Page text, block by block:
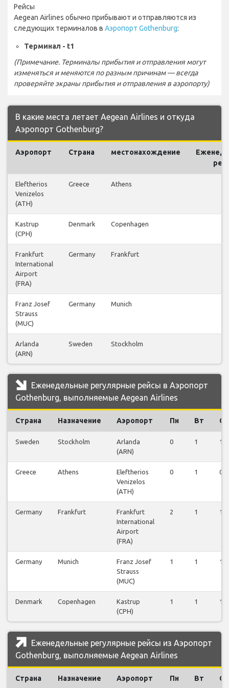
Рейсы
Aegean Airlines обычно прибывают и отправляются из
следующих терминалов в Аэропорт Gothenburg:
Терминал - t1
(Примечание. Терминалы прибытия и отправления могут
изменяться и меняются по разным причинам — всегда
проверяйте экраны прибытия и отправления в аэропорту)
В какие места летает Aegean Airlines и откуда
Аэропорт Gothenburg?
Аэропорт Страна местонахождение
Eleftherios
Venizelos
(ATH)
Greece Athens
Kastrup
(CPH)
Denmark Copenhagen
Frankfurt
International
Airport
(FRA)
Germany Frankfurt
Franz Josef
Strauss
(MUC)
Germany Munich
Arlanda
(ARN)
Sweden Stockholm
Еженедельные регулярные рейсы в Аэропорт
Gothenburg, выполняемые Aegean Airlines
Страна Назначение Аэропорт Пн Вт Ср
Sweden Stockholm
Arlanda
(ARN)
0 1 1
Greece Athens
Eleftherios
Venizelos
(ATH)
0 1 0
Germany Frankfurt
Frankfurt
International
Airport
(FRA)
2 1 1
Germany Munich
Franz Josef
Strauss
(MUC)
1 1 1
Denmark Copenhagen
Kastrup
(CPH)
1 1 1
Еженедельные регулярные рейсы из Аэропорт
Gothenburg, выполняемые Aegean Airlines
Страна Назначение Аэропорт Пн Вт Ср